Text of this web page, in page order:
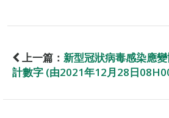
上一篇： 新型冠狀病毒感染應
計數字 (由2021年12月28日